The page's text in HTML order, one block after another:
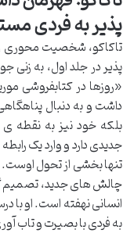
پذیر به فردی
تاکاکو، شخصیت محوری
پذیر در جلد اول، به
«روزها در کتابفروشی
داشت و به دنبال
بلکه خود نیز به نقطه
جدیدی دارد و وارد یک
تنها بخشی از تحول اوست.
چالش های جدید، تصمیم
انسانی نهفته است. او با
به فردی با بصیرت و تاب